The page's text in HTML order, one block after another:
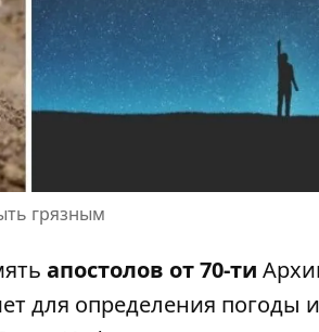
грязным
апостолов от 70-ти
для определения погоды